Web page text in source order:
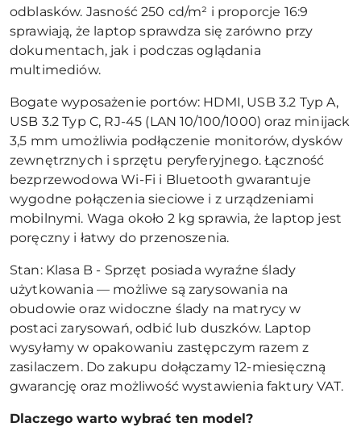
odblasków. Jasność 250 cd/m² i proporcje 16:9
sprawiają, że laptop sprawdza się zarówno przy
dokumentach, jak i podczas oglądania
multimediów.
Bogate wyposażenie portów: HDMI, USB 3.2 Typ A,
USB 3.2 Typ C, RJ-45 (LAN 10/100/1000) oraz minijack
3,5 mm umożliwia podłączenie monitorów, dysków
zewnętrznych i sprzętu peryferyjnego. Łączność
bezprzewodowa Wi-Fi i Bluetooth gwarantuje
wygodne połączenia sieciowe i z urządzeniami
mobilnymi. Waga około 2 kg sprawia, że laptop jest
poręczny i łatwy do przenoszenia.
Stan: Klasa B - Sprzęt posiada wyraźne ślady
użytkowania — możliwe są zarysowania na
obudowie oraz widoczne ślady na matrycy w
postaci zarysowań, odbić lub duszków. Laptop
wysyłamy w opakowaniu zastępczym razem z
zasilaczem. Do zakupu dołączamy 12-miesięczną
gwarancję oraz możliwość wystawienia faktury VAT.
Dlaczego warto wybrać ten model?